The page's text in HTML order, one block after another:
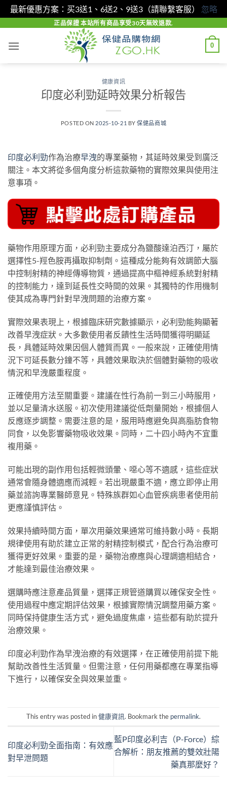
最新優惠方案：买3送1、6送2、9送3（請聯繫客服） 忽略
content
正品保證 本站所有商品享受30天無效退款.
0
健康資訊
印度必利勁延時效果分析報告
POSTED ON 2025-10-21 BY保健品商城
印度必利勁作為治療早洩的專業藥物，其延時效果受到廣泛
關注。本文將從多個角度分析這款藥物的實際效果與使用注
意事項。
藥物作用原理方面，必利勁主要成分為鹽酸達泊西汀，屬於
選擇性5-羥色胺再攝取抑制劑。這種成分能夠有效調節大腦
中控制射精的神經傳導物質，通過提高中樞神經系統對射精
的控制能力，達到延長性交時間的效果。其獨特的作用機制
使其成為專門針對早洩問題的治療方案。
實際效果表現上，根據臨床研究數據顯示，必利勁能夠顯著
改善早洩症狀。大多數使用者反饋性生活時間獲得明顯延
長，具體延時效果因個人體質而異。一般來說，正確使用情
況下可延長數分鐘不等，具體效果取決於個體對藥物的吸收
情況和早洩嚴重程度。
正確使用方法至關重要。建議在性行為前一到三小時服用，
並以足量清水送服。初次使用建議從低劑量開始，根據個人
反應逐步調整。需要注意的是，服用時應避免與高脂肪食物
同食，以免影響藥物吸收效果。同時，二十四小時內不宜重
複用藥。
可能出現的副作用包括輕微頭暈、噁心等不適感，這些症狀
通常會隨身體適應而減輕。若出現嚴重不適，應立即停止用
藥並諮詢專業醫師意見。特殊族群如心血管疾病患者使用前
更應謹慎評估。
效果持續時間方面，單次用藥效果通常可維持數小時。長期
規律使用有助於建立正常的射精控制模式，配合行為治療可
獲得更好效果。重要的是，藥物治療應與心理調適相結合，
才能達到最佳治療效果。
選購時應注意產品質量，選擇正規管道購買以確保安全性。
使用過程中應定期評估效果，根據實際情況調整用藥方案。
同時保持健康生活方式，避免過度焦慮，這些都有助於提升
治療效果。
印度必利勁作為早洩治療的有效選擇，在正確使用前提下能
幫助改善性生活質量。但需注意，任何用藥都應在專業指導
下進行，以確保安全與效果並重。
This entry was posted in健康資訊. Bookmark the permalink.
印度必利勁全面指南：有效應
對早泄問題
藍P印度必利吉（P-Force）綜
合解析：朋友推薦的雙效壯陽
藥真那麼好？